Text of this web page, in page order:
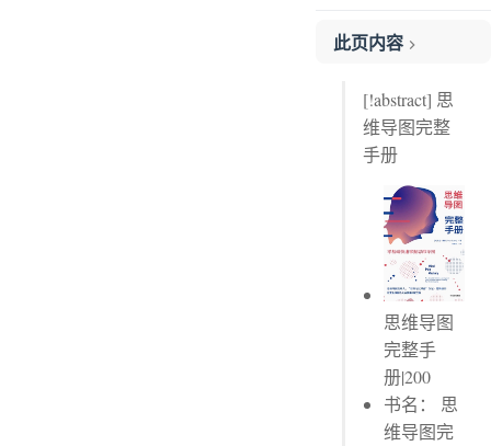
此页内容
5个法则轻松制图
划线评论
章节评论 No.1
[!abstract] 思
维导图完整
手册
思维导图
完整手
册|200
书名： 思
维导图完